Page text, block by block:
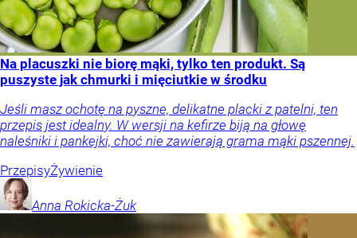
Na placuszki nie biorę mąki, tylko ten produkt. Są
puszyste jak chmurki i mięciutkie w środku
Jeśli masz ochotę na pyszne, delikatne placki z patelni, ten
przepis jest idealny. W wersji na kefirze biją na głowę
naleśniki i pankejki, choć nie zawierają grama mąki pszennej.
PrzepisyŻywienie
Anna Rokicka-Żuk